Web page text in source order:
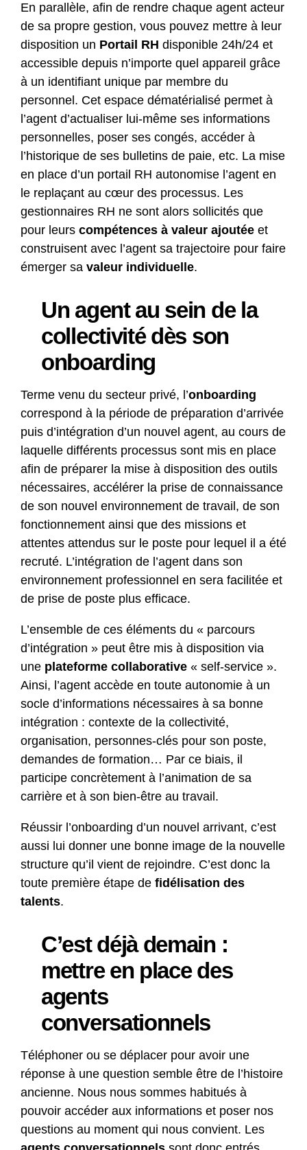
En parallèle, afin de rendre chaque agent acteur
de sa propre gestion, vous pouvez mettre à leur
disposition un Portail RH disponible 24h/24 et
accessible depuis n’importe quel appareil grâce
à un identifiant unique par membre du
personnel. Cet espace dématérialisé permet à
l’agent d’actualiser lui-même ses informations
personnelles, poser ses congés, accéder à
l’historique de ses bulletins de paie, etc. La mise
en place d’un portail RH autonomise l’agent en
le replaçant au cœur des processus. Les
gestionnaires RH ne sont alors sollicités que
pour leurs compétences à valeur ajoutée et
construisent avec l’agent sa trajectoire pour faire
émerger sa valeur individuelle.
Un agent au sein de la
collectivité dès son
onboarding
Terme venu du secteur privé, l’onboarding
correspond à la période de préparation d’arrivée
puis d’intégration d’un nouvel agent, au cours de
laquelle différents processus sont mis en place
afin de préparer la mise à disposition des outils
nécessaires, accélérer la prise de connaissance
de son nouvel environnement de travail, de son
fonctionnement ainsi que des missions et
attentes attendus sur le poste pour lequel il a été
recruté. L’intégration de l’agent dans son
environnement professionnel en sera facilitée et
de prise de poste plus efficace.
L’ensemble de ces éléments du « parcours
d’intégration » peut être mis à disposition via
une plateforme collaborative « self-service ».
Ainsi, l’agent accède en toute autonomie à un
socle d’informations nécessaires à sa bonne
intégration : contexte de la collectivité,
organisation, personnes-clés pour son poste,
demandes de formation… Par ce biais, il
participe concrètement à l’animation de sa
carrière et à son bien-être au travail.
Réussir l’onboarding d’un nouvel arrivant, c’est
aussi lui donner une bonne image de la nouvelle
structure qu’il vient de rejoindre. C’est donc la
toute première étape de fidélisation des
talents.
C’est déjà demain :
mettre en place des
agents
conversationnels
Téléphoner ou se déplacer pour avoir une
réponse à une question semble être de l’histoire
ancienne. Nous nous sommes habitués à
pouvoir accéder aux informations et poser nos
questions au moment qui nous convient. Les